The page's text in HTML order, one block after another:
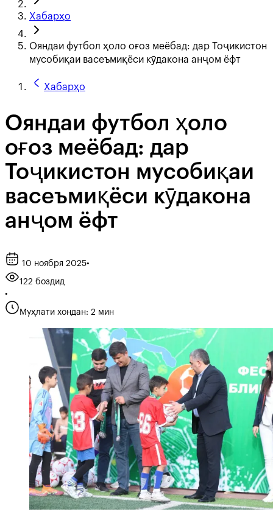
Хабарҳо
Ояндаи футбол ҳоло оғоз меёбад: дар Тоҷикистон
мусобиқаи васеъмиқёси кӯдакона анҷом ёфт
Хабарҳо
Ояндаи футбол ҳоло
оғоз меёбад: дар
Тоҷикистон мусобиқаи
васеъмиқёси кӯдакона
анҷом ёфт
10 ноября 2025•
122 боздид
•
Муҳлати хондан: 2 мин